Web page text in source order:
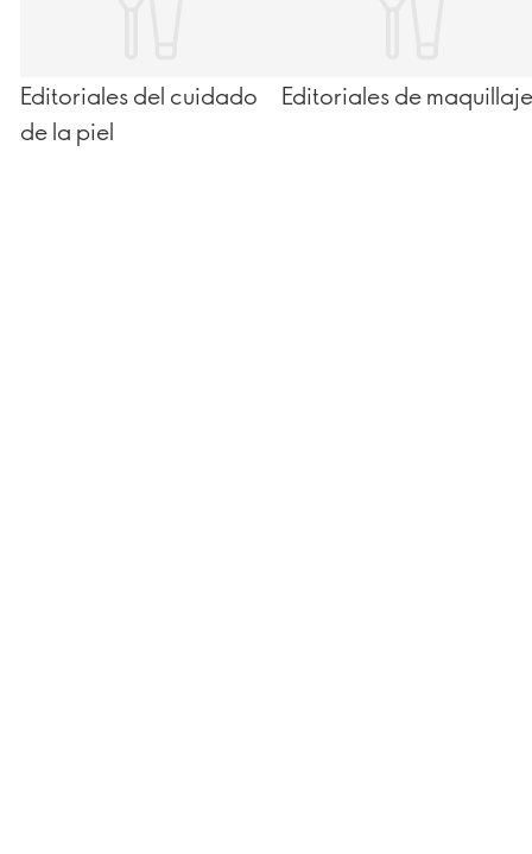
Editoriales del cuidado
de la piel
Editoriales de maquillaje